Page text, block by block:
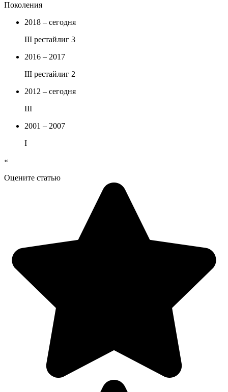
Поколения
2018 – сегодня
III рестайлиг 3
2016 – 2017
III рестайлиг 2
2012 – сегодня
III
2001 – 2007
I
«
Оцените статью